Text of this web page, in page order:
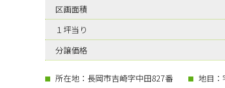
区画面積
１坪当り
分譲価格
所在地：長岡市吉崎字中田827番
地目：